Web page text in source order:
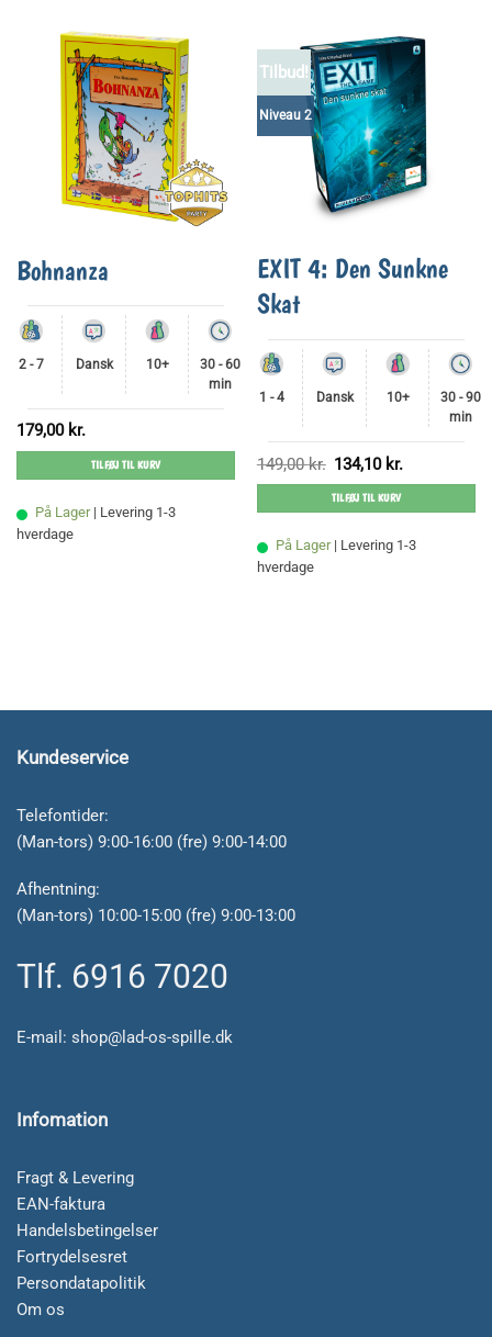
Bohnanza
2 - 7 Dansk 10+
30 - 60
min
179,00 kr.
TILFØJ TIL KURV
På Lager | Levering 1-3
hverdage
Tilbud!
Niveau 2
EXIT 4: Den Sunkne
Skat
1 - 4 Dansk 10+
30 - 90
min
149,00kr. Den
oprindelige
pris
var:
149,00 kr..
134,10 kr.
aktuelle
pris
134,10 kr..
TILFØJ TIL KURV
På Lager | Levering 1-3
hverdage
Kundeservice
Telefontider:
(Man-tors) 9:00-16:00 (fre) 9:00-14:00
Afhentning:
(Man-tors) 10:00-15:00 (fre) 9:00-13:00
Tlf. 6916 7020
E-mail: shop@lad-os-spille.dk
Infomation
Fragt & Levering
EAN-faktura
Handelsbetingelser
Fortrydelsesret
Persondatapolitik
Om os